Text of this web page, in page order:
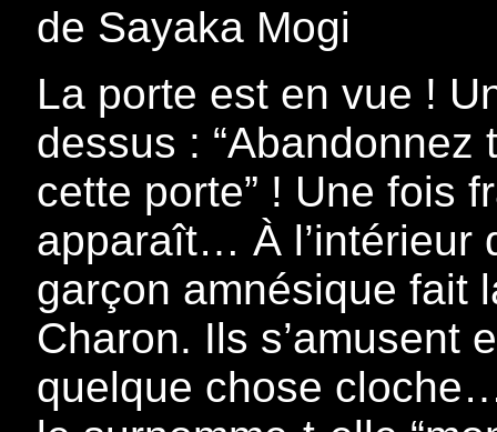
de Sayaka Mogi
La porte est en vue !
dessus :
cette porte” ! Une fois
apparaît… À l’intérieur
garçon amnésique fait
Charon. Ils s’amusent
quelque chose